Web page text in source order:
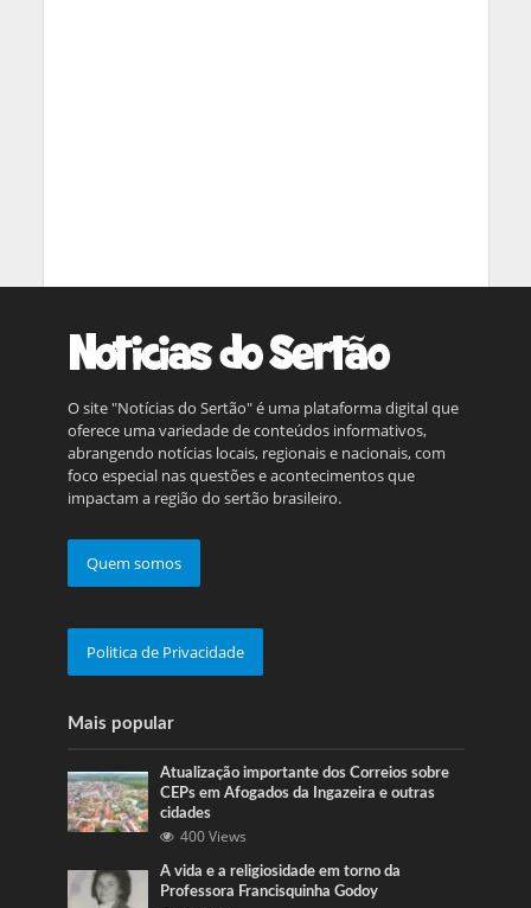
O site "Notícias do Sertão" é uma plataforma digital que
oferece uma variedade de conteúdos informativos,
abrangendo notícias locais, regionais e nacionais, com
foco especial nas questões e acontecimentos que
impactam a região do sertão brasileiro.
Quem somos
Politica de Privacidade
Mais popular
Atualização importante dos Correios sobre
CEPs em Afogados da Ingazeira e outras
cidades
400 Views
A vida e a religiosidade em torno da
Professora Francisquinha Godoy